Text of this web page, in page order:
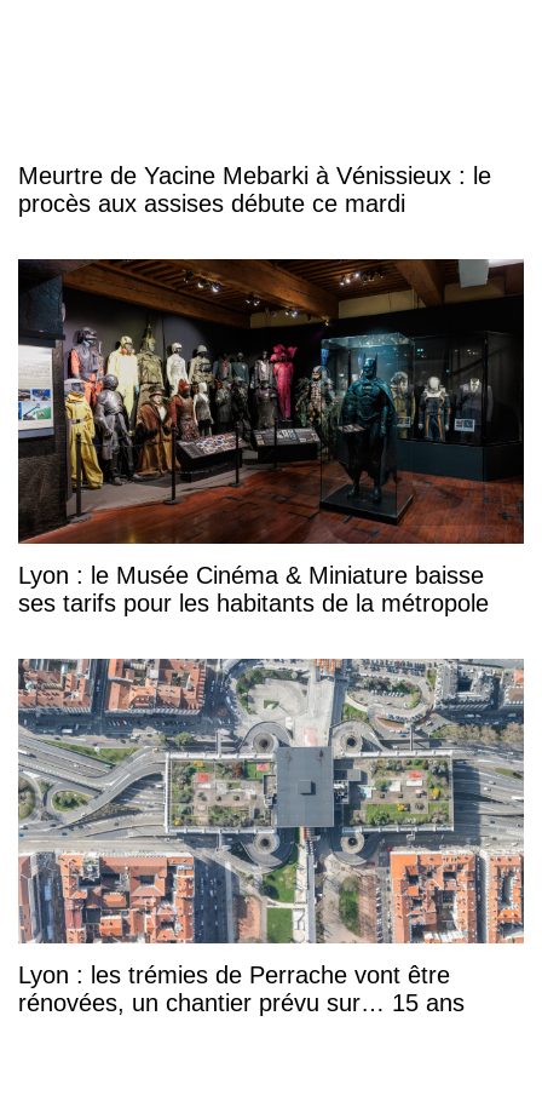
Meurtre de Yacine Mebarki à Vénissieux : le
procès aux assises débute ce mardi
Lyon : le Musée Cinéma & Miniature baisse
ses tarifs pour les habitants de la métropole
Lyon : les trémies de Perrache vont être
rénovées, un chantier prévu sur… 15 ans